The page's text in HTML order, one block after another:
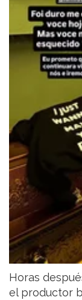
Horas
el productor